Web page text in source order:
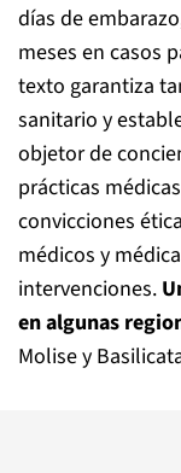
días de
meses en casos
texto garantiza
sanitario y
objetor de
prácticas
convicciones
médicos y
intervenciones.
en algunas
Molise y